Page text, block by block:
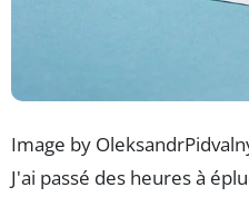
Image by
J'ai passé des heures à